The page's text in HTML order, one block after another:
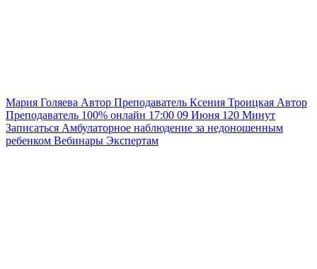
Мария Голяева Автор Преподаватель Ксения Троицкая Автор
Преподаватель 100% онлайн 17:00 09 Июня 120 Минут
Записаться Амбулаторное наблюдение за недоношенным
ребенком Вебинары Экспертам